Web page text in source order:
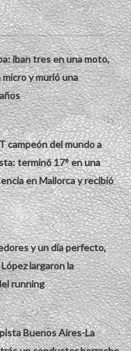
iban tres en una moto,
y murió una
campeón del mundo a
terminó 17° en una
en Mallorca y recibió
y un día perfecto,
largaron la
running
Buenos Aires-La